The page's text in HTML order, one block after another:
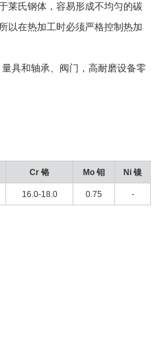
莱氏钢体，容易形成不均匀的碳
以在热加工时必须严格控制热加
具和轴承、阀门，高耐磨设备零
Cr 铬 Mo 钼 Ni 镍
16.0-18.0 0.75 -